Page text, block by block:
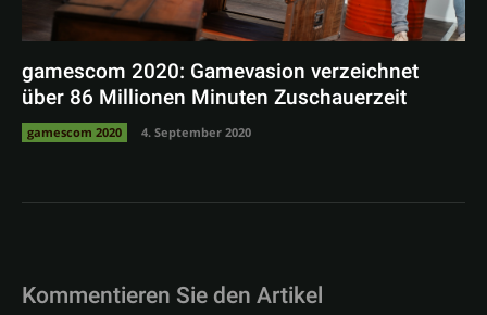
gamescom 2020: Gamevasion verzeichnet
über 86 Millionen Minuten Zuschauerzeit
gamescom 2020 4. September 2020
Kommentieren Sie den Artikel